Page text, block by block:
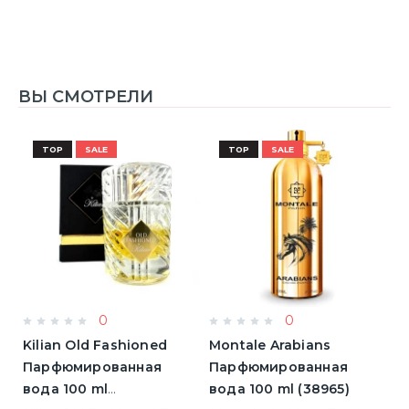
ВЫ СМОТРЕЛИ
TOP SALE
0
Kilian Old Fashioned
Парфюмированная
вода 100 ml
TOP SALE
0
Montale Arabians
Парфюмированная
вода 100 ml (38965)